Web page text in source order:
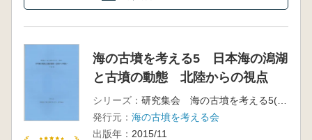
海の古墳を考える5 日本海の潟湖
と古墳の動態 北陸からの視点
シリーズ：
研究集会 海の古墳を考える5(福井)予稿集
発行元： 海の古墳を考える会
出版年： 2015/11